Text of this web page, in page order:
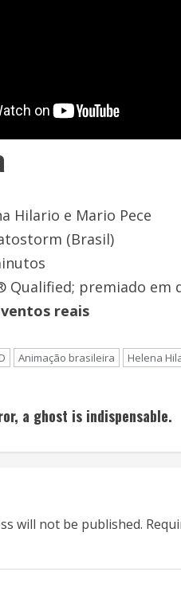
Hilario e Mario Pece
(Brasil)
Qualified; premiado em
reais
Animação brasileira Helena
a ghost is indispensable.
will not be published.